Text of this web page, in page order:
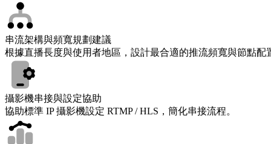
串流架構與頻寬規劃建議
根據直播長度與使用者地區，設計最合適的推流頻寬與節點配
攝影機串接與設定協助
協助標準 IP 攝影機設定 RTMP / HLS，簡化串接流程。